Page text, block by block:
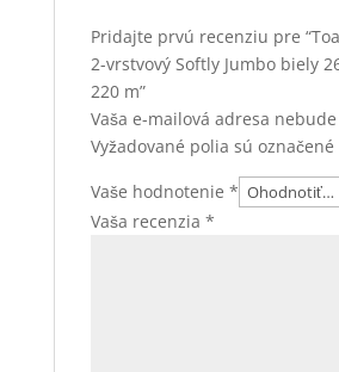
Pridajte prvú recenziu pre
2-vrstvový Softly Jumbo biely
220 m”
Vaša e-mailová adresa
Vyžadované polia sú označené
Vaše hodnotenie *
Vaša recenzia *